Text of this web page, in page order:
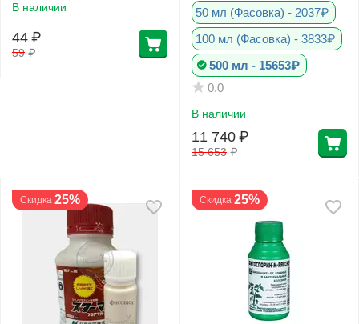
В наличии
59 ₽
44 ₽
50 мл (Фасовка) - 2037₽
100 мл (Фасовка) - 3833₽
500 мл - 15653₽
0.0
В наличии
15 653 ₽
11 740 ₽
Скидка 25% Скидка 25%